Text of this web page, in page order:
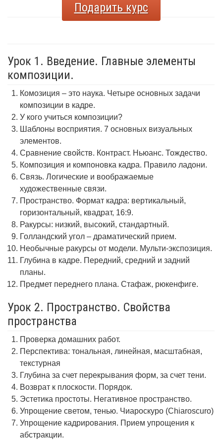
Подарить курс
Урок 1. Введение. Главные элементы
композиции.
Комозиция – это наука. Четыре основных задачи
композиции в кадре.
У кого учиться композиции?
Шаблоны восприятия. 7 основных визуальных
элементов.
Сравнение свойств. Контраст. Ньюанс. Тождество.
Композиция и компоновка кадра. Правило ладони.
Связь. Логические и воображаемые
художественные связи.
Пространство. Формат кадра: вертикальный,
горизонтальный, квадрат, 16:9.
Ракурсы: низкий, высокий, стандартный.
Голландский угол – драматический прием.
Необычные ракурсы от модели. Мульти-экспозиция.
Глубина в кадре. Передний, средний и задний
планы.
Предмет переднего плана. Стафаж, рюкенфиге.
Урок 2. Пространство. Свойства
пространства
Проверка домашних работ.
Перспектива: тональная, линейная, масштабная,
текстурная
Глубина за счет перекрывания форм, за счет тени.
Возврат к плоскости. Порядок.
Эстетика простоты. Негативное пространство.
Упрощение светом, тенью. Чиароскуро (Chiaroscuro)
Упрощение кадрирования. Прием упрощения к
абстракции.